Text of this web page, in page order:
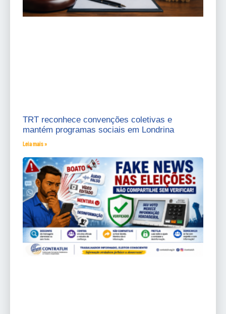
TRT reconhece convenções coletivas e
mantém programas sociais em Londrina
Leia mais »